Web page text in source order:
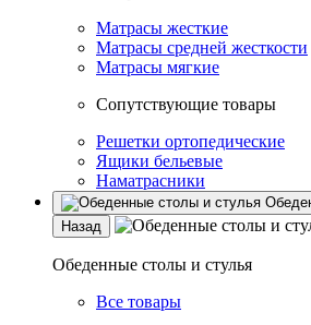
Матрасы жесткие
Матрасы средней жесткости
Матрасы мягкие
Сопутствующие товары
Решетки ортопедические
Ящики бельевые
Наматрасники
Назад
Обеденные столы и стулья
Все товары